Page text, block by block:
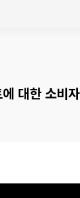
대한 소비